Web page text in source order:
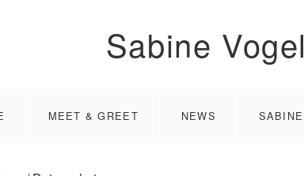
Sabine Vogel
MEET & GREET NEWS SABINE